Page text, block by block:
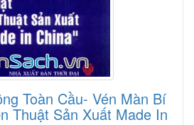
Toàn Cầu- Vén Màn Bí
Thuật Sản Xuất Made In